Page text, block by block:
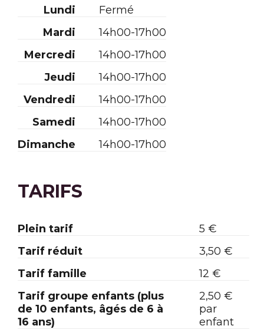
Lundi
Fermé
Mardi
14h00-17h00
Mercredi
14h00-17h00
Jeudi
14h00-17h00
Vendredi
14h00-17h00
Samedi
14h00-17h00
Dimanche
14h00-17h00
TARIFS
Plein tarif
5 €
Tarif réduit
3,50 €
Tarif famille
12 €
Tarif groupe enfants (plus
de 10 enfants, âgés de 6 à
16 ans)
2,50 €
par
enfant